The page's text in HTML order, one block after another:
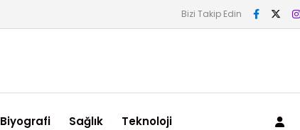
Bizi Takip Edin
Biyografi Sağlık Teknoloji